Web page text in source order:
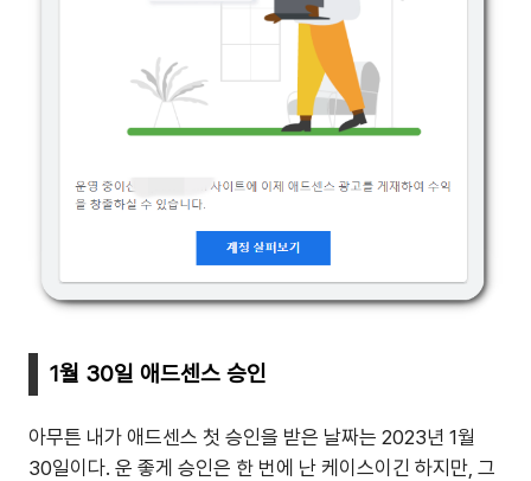
1월 30일 애드센스 승인
아무튼 내가 애드센스 첫 승인을 받은 날짜는 2023년 1월
30일이다. 운 좋게 승인은 한 번에 난 케이스이긴 하지만, 그